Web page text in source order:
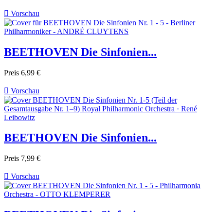
 Vorschau
BEETHOVEN Die Sinfonien...
Preis 6,99 €
 Vorschau
BEETHOVEN Die Sinfonien...
Preis 7,99 €
 Vorschau